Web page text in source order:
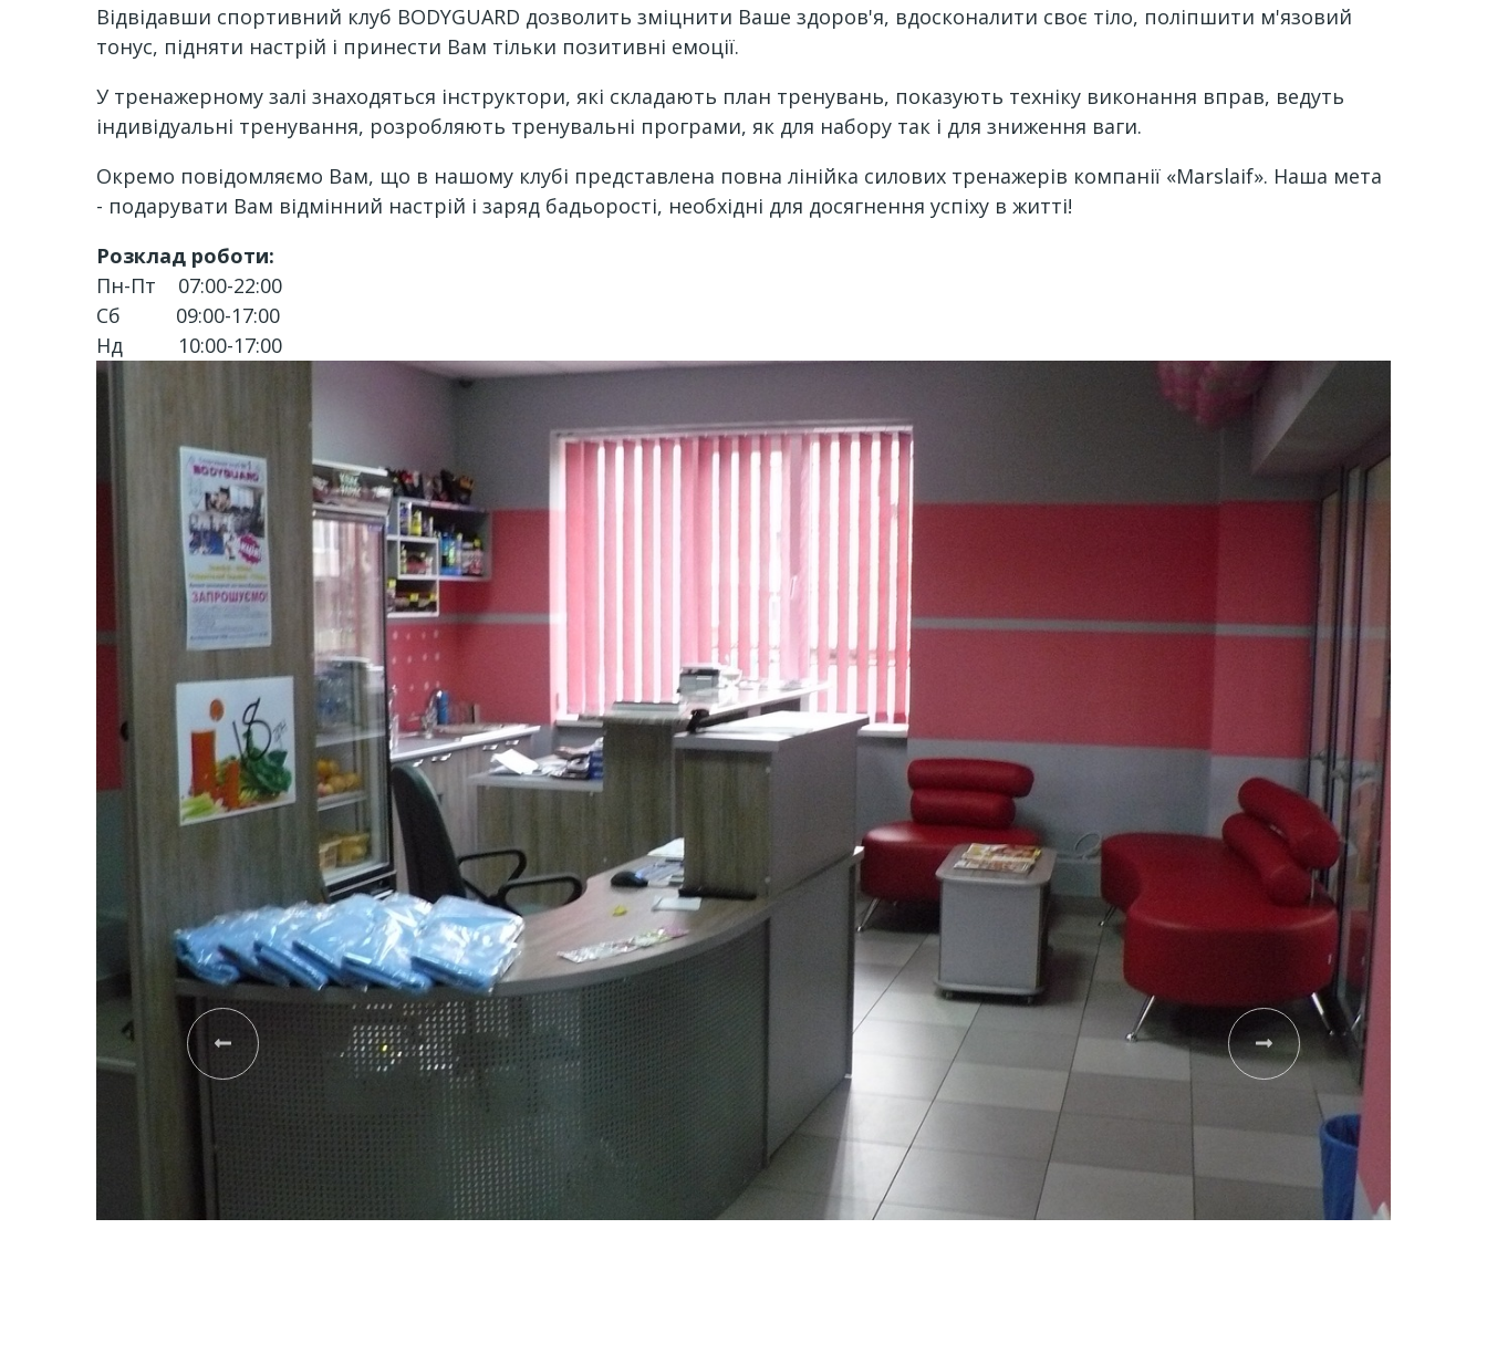
Відвідавши спортивний клуб BODYGUARD дозволить зміцнити Ваше здоров'я, вдосконалити своє тіло, поліпшити м'язовий
тонус, підняти настрій і принести Вам тільки позитивні емоції.
У тренажерному залі знаходяться інструктори, які складають план тренувань, показують техніку виконання вправ, ведуть
індивідуальні тренування, розробляють тренувальні програми, як для набору так і для зниження ваги.
Окремо повідомляємо Вам, що в нашому клубі представлена ​​повна лінійка силових тренажерів компанії «Marslaif». Наша мета
- подарувати Вам відмінний настрій і заряд бадьорості, необхідні для досягнення успіху в житті!
Розклад роботи:
Пн-Пт 07:00-22:00
Сб 09:00-17:00
Нд 10:00-17:00